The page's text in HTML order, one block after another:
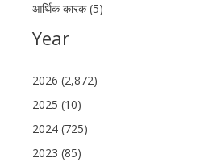
आर्थिक कारक (5)
Year
2026 (2,872)
2025 (10)
2024 (725)
2023 (85)